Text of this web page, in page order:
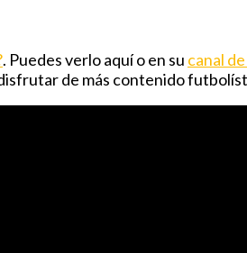
. Puedes verlo aquí o en su canal
de más contenido